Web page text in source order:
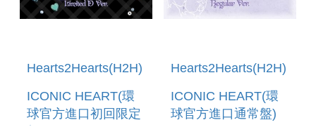
Hearts2Hearts(H2H)
ICONIC HEART(環
球官方進口初回限定
Hearts2Hearts(H2H)
ICONIC HEART(環
球官方進口通常盤)